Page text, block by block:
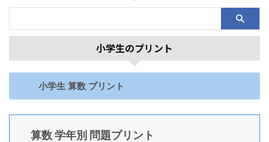
小学生のプリント
小学生 算数 プリント
算数 学年別 問題プリント